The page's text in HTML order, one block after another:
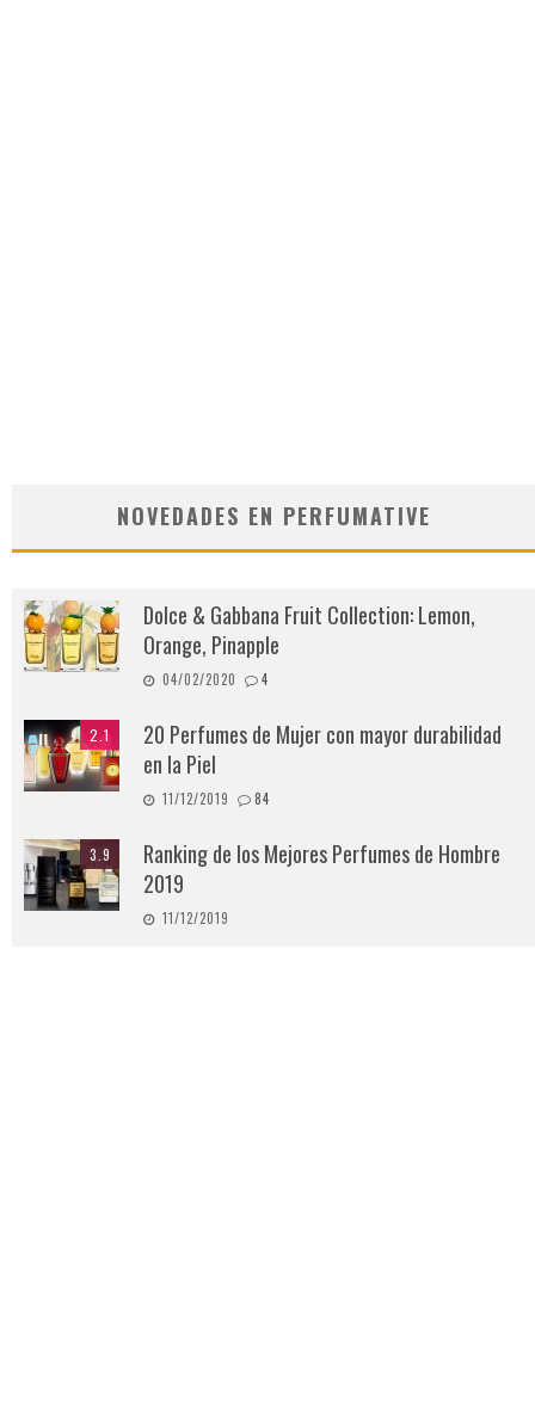
NOVEDADES EN PERFUMATIVE
Dolce & Gabbana Fruit Collection: Lemon,
Orange, Pinapple
04/02/2020 4
2.1
20 Perfumes de Mujer con mayor durabilidad
en la Piel
11/12/2019 84
3.9
Ranking de los Mejores Perfumes de Hombre
2019
11/12/2019